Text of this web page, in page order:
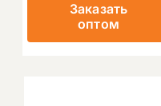
Заказать
оптом